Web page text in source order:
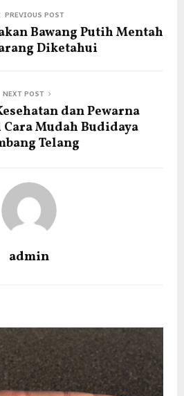
PREVIOUS POST
Bawang Putih Mentah
Diketahui
NEXT POST
dan Pewarna
Mudah Budidaya
Telang
admin